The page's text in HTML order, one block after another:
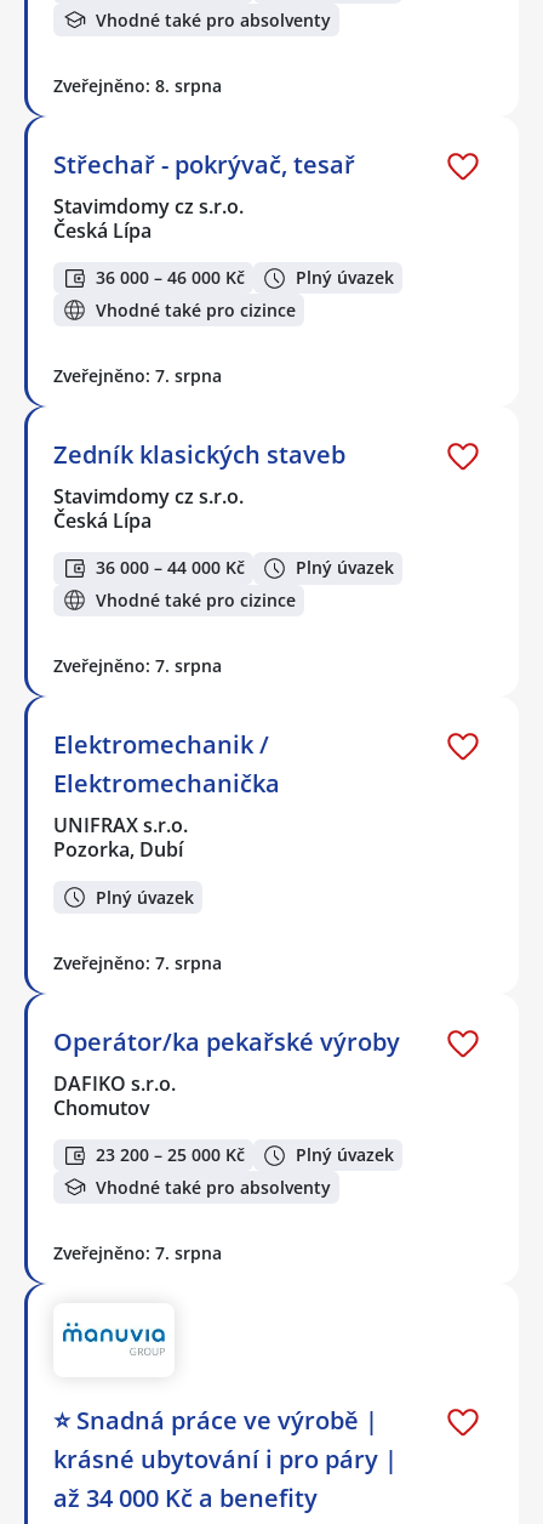
Vhodné také pro absolventy
Zveřejněno: 8. srpna
Střechař - pokrývač, tesař
Stavimdomy cz s.r.o.
Česká Lípa
36 000 – 46 000 Kč
Plný úvazek
Vhodné také pro cizince
Zveřejněno: 7. srpna
Zedník klasických staveb
Stavimdomy cz s.r.o.
Česká Lípa
36 000 – 44 000 Kč
Plný úvazek
Vhodné také pro cizince
Zveřejněno: 7. srpna
Elektromechanik /
Elektromechanička
UNIFRAX s.r.o.
Pozorka, Dubí
Plný úvazek
Zveřejněno: 7. srpna
Operátor/ka pekařské výroby
DAFIKO s.r.o.
Chomutov
23 200 – 25 000 Kč
Plný úvazek
Vhodné také pro absolventy
Zveřejněno: 7. srpna
⭐ Snadná práce ve výrobě |
krásné ubytování i pro páry |
až 34 000 Kč a benefity